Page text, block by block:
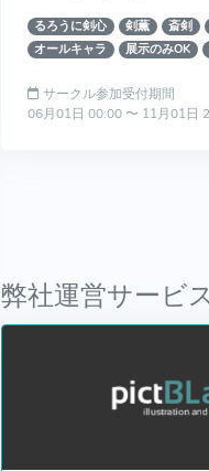
るろうに剣心 剣薫 斎剣
オールキャラ
展示のみOK
サークル参加受付期間
06月01日 00:00 〜 11月01日
弊社運営サービ